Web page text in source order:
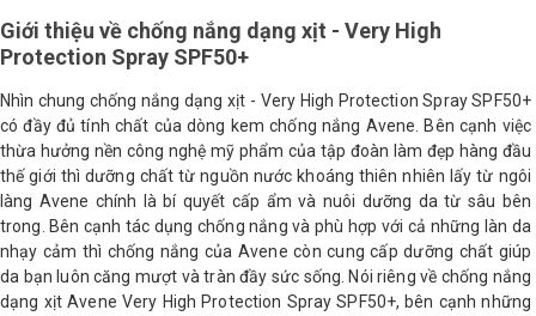
Shop All Brand A-
Z
Giới thiệu về chống nắng dạng xịt - Very High
Protection Spray SPF50+
Nhìn chung chống nắng dạng xịt - Very High Protection Spray SPF50+
có đầy đủ tính chất của dòng kem chống nắng Avene. Bên cạnh việc
thừa hưởng nền công nghệ mỹ phẩm của tập đoàn làm đẹp hàng đầu
thế giới thì dưỡng chất từ nguồn nước khoáng thiên nhiên lấy từ ngôi
làng Avene chính là bí quyết cấp ẩm và nuôi dưỡng da từ sâu bên
trong. Bên cạnh tác dụng chống nắng và phù hợp với cả những làn da
nhạy cảm thì chống nắng của Avene còn cung cấp dưỡng chất giúp
da bạn luôn căng mượt và tràn đầy sức sống. Nói riêng về chống nắng
dạng xịt Avene Very High Protection Spray SPF50+, bên cạnh những